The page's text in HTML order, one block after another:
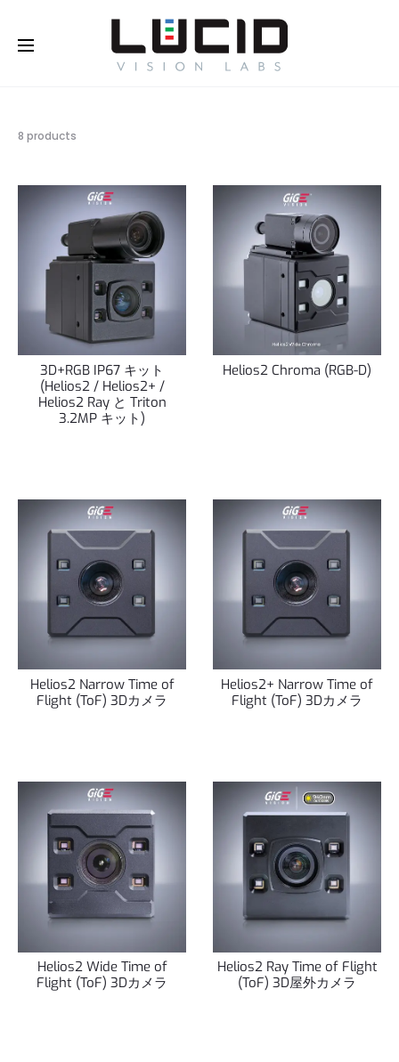
8 products
を
表
示
3D+RGB IP67 キット
(Helios2 / Helios2+ /
Helios2 Ray と Triton
3.2MP キット)
Helios2 Chroma (RGB-D)
Helios2 Narrow Time of
Flight (ToF) 3Dカメラ
Helios2+ Narrow Time of
Flight (ToF) 3Dカメラ
Helios2 Wide Time of
Flight (ToF) 3Dカメラ
Helios2 Ray Time of Flight
(ToF) 3D屋外カメラ